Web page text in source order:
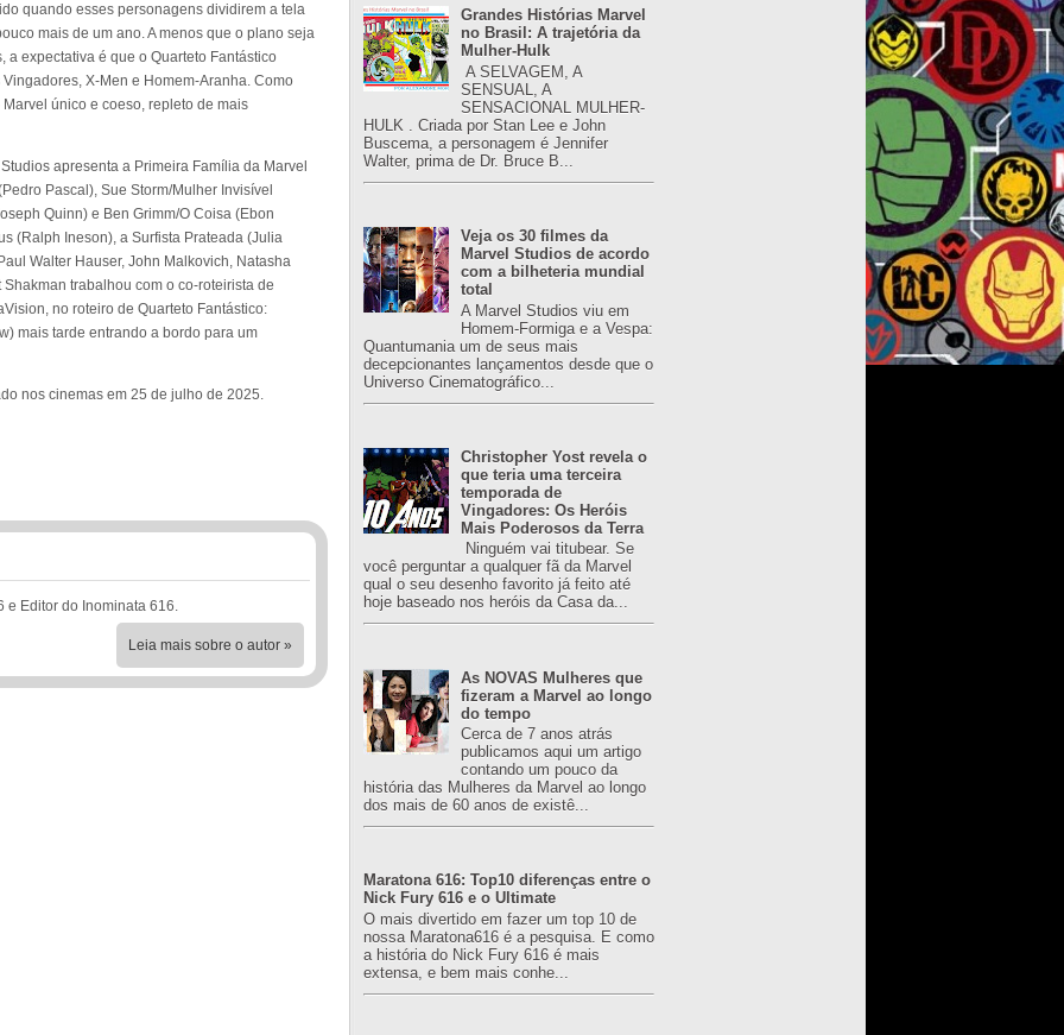
quando esses personagens dividirem a tela
mais de um ano. A menos que o plano seja
a expectativa é que o Quarteto Fantástico
X-Men e Homem-Aranha. Como
único e coeso, repleto de mais
apresenta a Primeira Família da Marvel
Pascal), Sue Storm/Mulher Invisível
Quinn) e Ben Grimm/O Coisa (Ebon
(Ralph Ineson), a Surfista Prateada (Julia
Walter Hauser, John Malkovich, Natasha
trabalhou com o co-roteirista de
no roteiro de Quarteto Fantástico:
mais tarde entrando a bordo para um
nos cinemas em 25 de julho de 2025.
e Editor do Inominata 616.
Leia mais sobre o autor »
Grandes Histórias Marvel
no Brasil: A trajetória da
Mulher-Hulk
A SELVAGEM, A
SENSUAL, A
SENSACIONAL MULHER-
HULK . Criada por Stan Lee e John
Buscema, a personagem é Jennifer
Walter, prima de Dr. Bruce B...
Veja os 30 filmes da
Marvel Studios de acordo
com a bilheteria mundial
total
A Marvel Studios viu em
Homem-Formiga e a Vespa:
Quantumania um de seus mais
decepcionantes lançamentos desde que o
Universo Cinematográfico...
Christopher Yost revela o
que teria uma terceira
temporada de
Vingadores: Os Heróis
Mais Poderosos da Terra
Ninguém vai titubear. Se
você perguntar a qualquer fã da Marvel
qual o seu desenho favorito já feito até
hoje baseado nos heróis da Casa da...
As NOVAS Mulheres que
fizeram a Marvel ao longo
do tempo
Cerca de 7 anos atrás
publicamos aqui um artigo
contando um pouco da
história das Mulheres da Marvel ao longo
dos mais de 60 anos de existê...
Maratona 616: Top10 diferenças entre o
Nick Fury 616 e o Ultimate
O mais divertido em fazer um top 10 de
nossa Maratona616 é a pesquisa. E como
a história do Nick Fury 616 é mais
extensa, e bem mais conhe...